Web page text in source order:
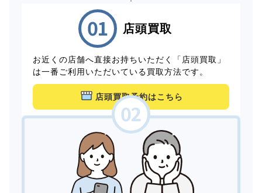
店頭買取
お近くの店舗へ直接お持ちいただく「店頭買取」
は一番ご利用いただいている買取方法です。
店頭買取予約はこちら